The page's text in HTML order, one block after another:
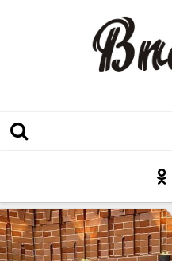
Послесловие к празднику
Факт